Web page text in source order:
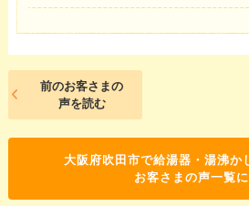
前のお客さまの
声を読む
大阪府吹田市で給湯器・湯沸か
お客さまの声一覧